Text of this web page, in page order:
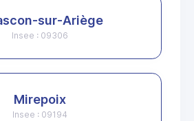
sur-Ariège
Insee : 09306
Mirepoix
Insee : 09194